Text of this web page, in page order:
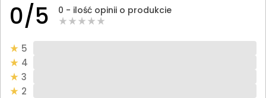
0/5 0 - ilość opinii o produkcie
5
4
3
2